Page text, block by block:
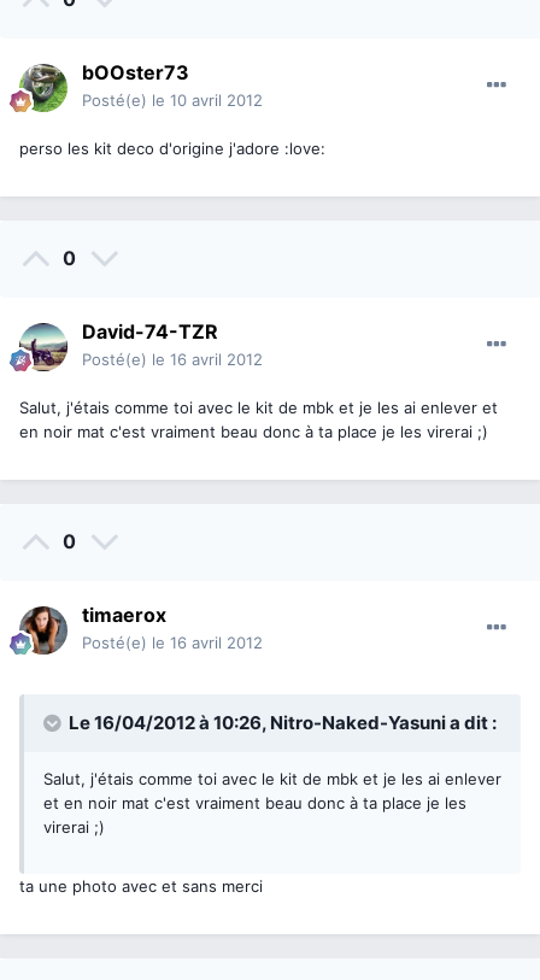
bOOster73
Posté(e) le 10 avril 2012
perso les kit deco d'origine j'adore :love:
0
David-74-TZR
Posté(e) le 16 avril 2012
Salut, j'étais comme toi avec le kit de mbk et je les ai enlever et
en noir mat c'est vraiment beau donc à ta place je les virerai ;)
0
timaerox
Posté(e) le 16 avril 2012
Le 16/04/2012 à 10:26, Nitro-Naked-Yasuni a dit :
Salut, j'étais comme toi avec le kit de mbk et je les ai enlever
et en noir mat c'est vraiment beau donc à ta place je les
virerai ;)
ta une photo avec et sans merci